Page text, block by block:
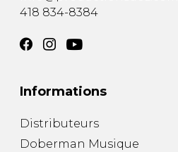
418 834-8384
Informations
Distributeurs
Doberman Musique